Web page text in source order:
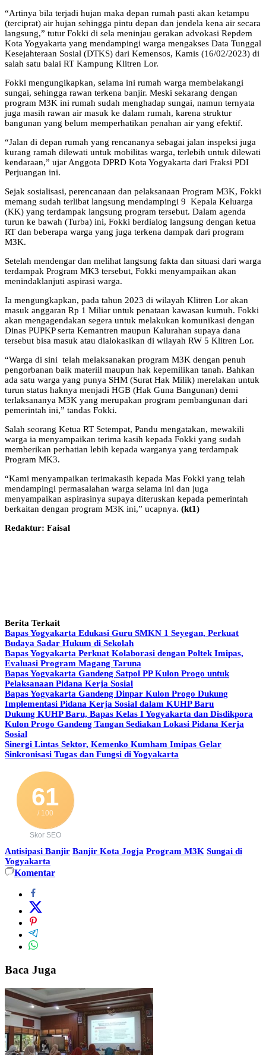
“Artinya bila terjadi hujan maka depan rumah pasti akan ketampu
(terciprat) air hujan sehingga pintu depan dan jendela kena air secara
langsung,” tutur Fokki di sela meninjau gerakan advokasi Repdem
Kota Yogyakarta yang mendampingi warga mengakses Data Tunggal
Kesejahteraan Sosial (DTKS) dari Kemensos, Kamis (16/02/2023) di
salah satu balai RT Kampung Klitren Lor.
Fokki mengungikapkan, selama ini rumah warga membelakangi
sungai, sehingga rawan terkena banjir. Meski sekarang dengan
program M3K ini rumah sudah menghadap sungai, namun ternyata
juga masih rawan air masuk ke dalam rumah, karena struktur
bangunan yang belum memperhatikan penahan air yang efektif.
“Jalan di depan rumah yang rencananya sebagai jalan inspeksi juga
kurang ramah dilewati untuk mobilitas warga, terlebih untuk dilewati
kendaraan,” ujar Anggota DPRD Kota Yogyakarta dari Fraksi PDI
Perjuangan ini.
Sejak sosialisasi, perencanaan dan pelaksanaan Program M3K, Fokki
memang sudah terlibat langsung mendampingi 9 Kepala Keluarga
(KK) yang terdampak langsung program tersebut. Dalam agenda
turun ke bawah (Turba) ini, Fokki berdialog langsung dengan ketua
RT dan beberapa warga yang juga terkena dampak dari program
M3K.
Setelah mendengar dan melihat langsung fakta dan situasi dari warga
terdampak Program MK3 tersebut, Fokki menyampaikan akan
menindaklanjuti aspirasi warga.
Ia mengungkapkan, pada tahun 2023 di wilayah Klitren Lor akan
masuk anggaran Rp 1 Miliar untuk penataan kawasan kumuh. Fokki
akan mengagendakan segera untuk melakukan komunikasi dengan
Dinas PUPKP serta Kemantren maupun Kalurahan supaya dana
tersebut bisa masuk atau dialokasikan di wilayah RW 5 Klitren Lor.
“Warga di sini telah melaksanakan program M3K dengan penuh
pengorbanan baik materiil maupun hak kepemilikan tanah. Bahkan
ada satu warga yang punya SHM (Surat Hak Milik) merelakan untuk
turun status haknya menjadi HGB (Hak Guna Bangunan) demi
terlaksananya M3K yang merupakan program pembangunan dari
pemerintah ini,” tandas Fokki.
Salah seorang Ketua RT Setempat, Pandu mengatakan, mewakili
warga ia menyampaikan terima kasih kepada Fokki yang sudah
memberikan perhatian lebih kepada warganya yang terdampak
Program MK3.
“Kami menyampaikan terimakasih kepada Mas Fokki yang telah
mendampingi permasalahan warga selama ini dan juga
menyampaikan aspirasinya supaya diteruskan kepada pemerintah
berkaitan dengan program M3K ini,” ucapnya. (kt1)
Redaktur: Faisal
Berita Terkait
Bapas Yogyakarta Edukasi Guru SMKN 1 Seyegan, Perkuat
Budaya Sadar Hukum di Sekolah
Bapas Yogyakarta Perkuat Kolaborasi dengan Poltek Imipas,
Evaluasi Program Magang Taruna
Bapas Yogyakarta Gandeng Satpol PP Kulon Progo untuk
Pelaksanaan Pidana Kerja Sosial
Bapas Yogyakarta Gandeng Dinpar Kulon Progo Dukung
Implementasi Pidana Kerja Sosial dalam KUHP Baru
Dukung KUHP Baru, Bapas Kelas I Yogyakarta dan Disdikpora
Kulon Progo Gandeng Tangan Sediakan Lokasi Pidana Kerja
Sosial
Sinergi Lintas Sektor, Kemenko Kumham Imipas Gelar
Sinkronisasi Tugas dan Fungsi di Yogyakarta
61
/ 100
Skor SEO
Antisipasi Banjir Banjir Kota Jogja Program M3K Sungai di
Yogyakarta
Komentar
Baca Juga